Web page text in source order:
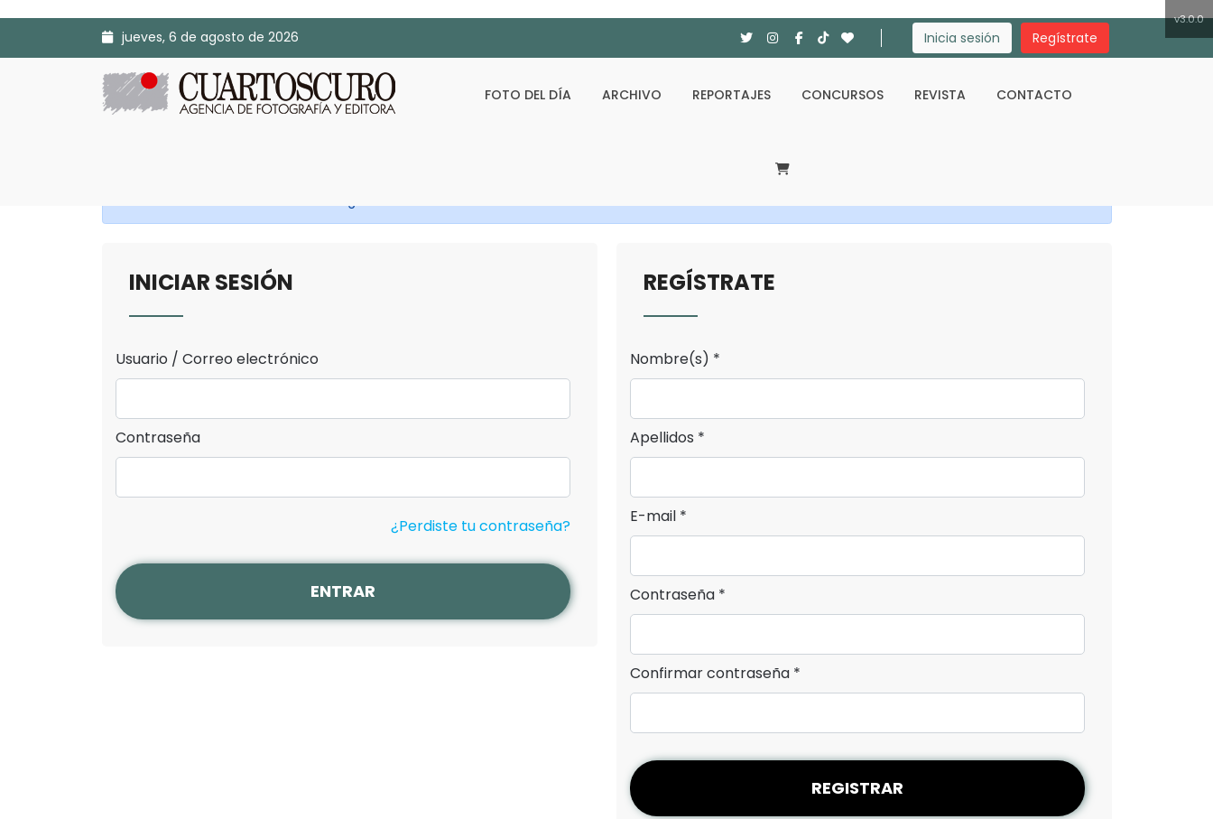
jueves, 6 de agosto de 2026 Inicia sesión Regístrate
FOTO DEL DÍA ARCHIVO REPORTAJES CONCURSOS REVISTA CONTACTO
v3.0.0
INICIAR SESIÓN
Usuario / Correo electrónico
Contraseña
¿Perdiste tu contraseña?
ENTRAR
REGÍSTRATE
Nombre(s) *
Apellidos *
E-mail *
Contraseña *
Confirmar contraseña *
REGISTRAR